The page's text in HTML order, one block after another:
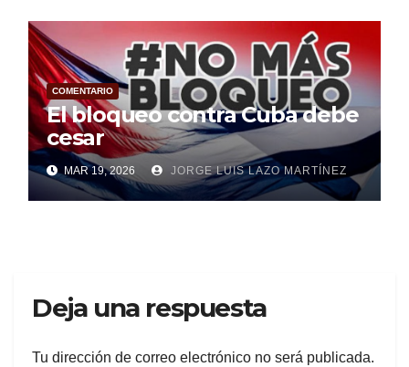
COMENTARIO
El bloqueo contra Cuba debe
cesar
MAR 19, 2026 JORGE LUIS LAZO MARTÍNEZ
Deja una respuesta
Tu dirección de correo electrónico no será publicada.